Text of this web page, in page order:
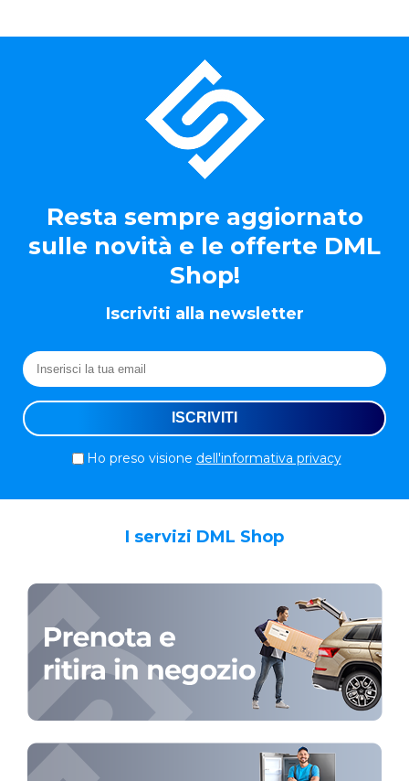
Resta sempre aggiornato
sulle novità e le offerte DML
Shop!
Iscriviti alla newsletter
Ho preso visione dell'informativa privacy
I servizi DML Shop